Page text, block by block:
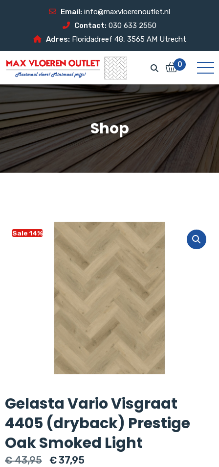
Email: info@maxvloerenoutlet.nl
Contact: 030 633 2550
Adres: Floridadreef 48, 3565 AM Utrecht
0
Shop
Sale 14%
Gelasta Vario Visgraat
4405 (dryback) Prestige
Oak Smoked Light
€43,95
Oorspronkelijke
€37,95